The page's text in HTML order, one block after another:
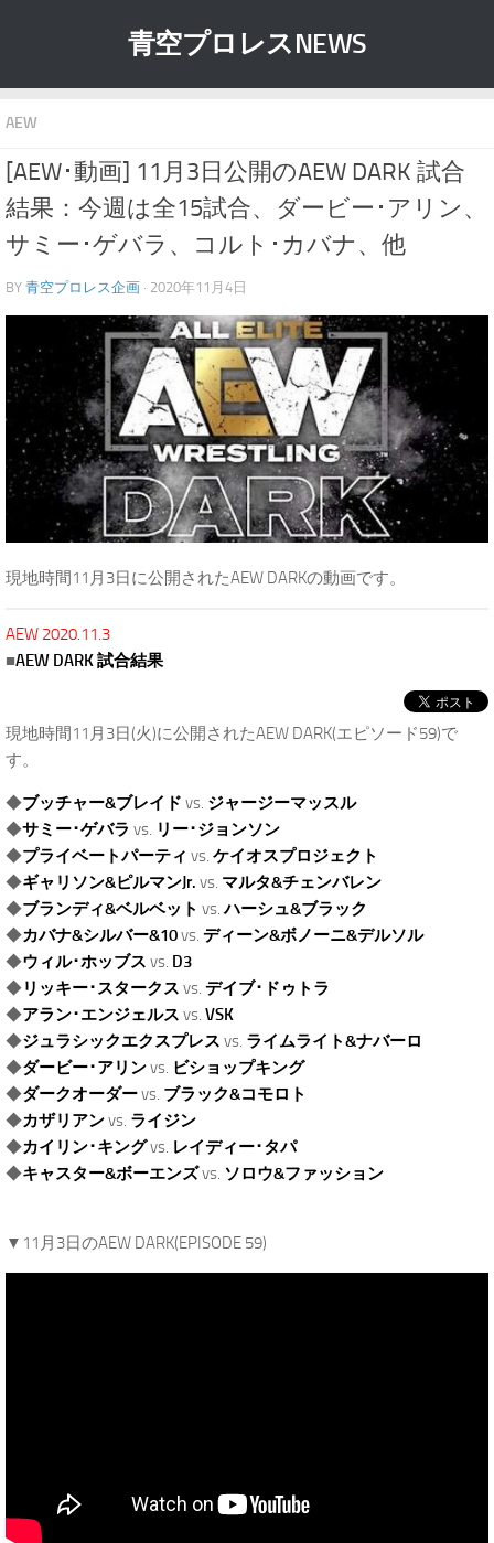
青空プロレスNEWS
AEW
[AEW･動画] 11月3日公開のAEW DARK 試合
結果：今週は全15試合、ダービー･アリン、
サミー･ゲバラ、コルト･カバナ、他
BY 青空プロレス企画 · 2020年11月4日
現地時間11月3日に公開されたAEW DARKの動画です。
AEW 2020.11.3
■AEW DARK 試合結果
現地時間11月3日(火)に公開されたAEW DARK(エピソード59)で
す。
◆ブッチャー&ブレイド vs. ジャージーマッスル
◆サミー･ゲバラ vs. リー･ジョンソン
◆プライベートパーティ vs. ケイオスプロジェクト
◆ギャリソン&ピルマンJr. vs. マルタ&チェンバレン
◆ブランディ&ベルベット vs.ハーシュ&ブラック
◆カバナ&シルバー&10vs. ディーン&ボノーニ&デルソル
◆ウィル･ホッブス vs. D3
◆リッキー･スタークス vs. デイブ･ドゥトラ
◆アラン･エンジェルス vs. VSK
◆ジュラシックエクスプレス vs. ライムライト&ナバーロ
◆ダービー･アリンvs. ビショップキング
◆ダークオーダーvs. ブラック&コモロト
◆カザリアンvs. ライジン
◆カイリン･キングvs. レイディー･タパ
◆キャスター&ボーエンズvs. ソロウ&ファッション
▼11月3日のAEW DARK(EPISODE 59)